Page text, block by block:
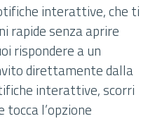
interattive, che ti
rapide senza aprire
rispondere a un
direttamente dalla
interattive, scorri
l’opzione